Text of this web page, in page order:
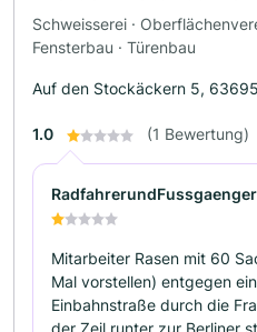
Schweisserei ·
Fensterbau · Türenbau
Auf den Stockäckern 5,
1.0 (1 Bewertung)
RadfahrerundFussgaenger
Mitarbeiter Rasen mit 60
Mal vorstellen) entgegen
Einbahnstraße durch die
der Zeil runter zur Berliner